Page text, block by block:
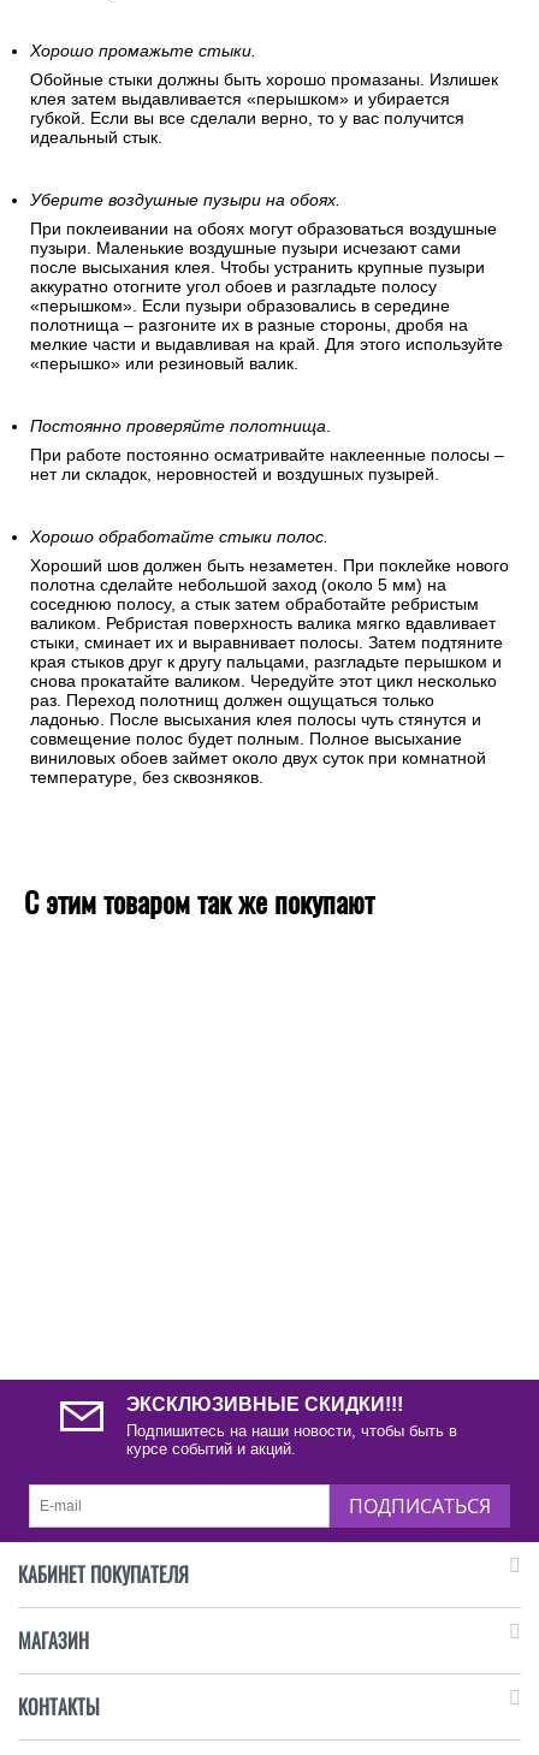
Хорошо промажьте стыки.
Обойные стыки должны быть хорошо промазаны. Излишек
клея затем выдавливается «перышком» и убирается
губкой. Если вы все сделали верно, то у вас получится
идеальный стык.
Уберите воздушные пузыри на обоях.
При поклеивании на обоях могут образоваться воздушные
пузыри. Маленькие воздушные пузыри исчезают сами
после высыхания клея. Чтобы устранить крупные пузыри
аккуратно отогните угол обоев и разгладьте полосу
«перышком». Если пузыри образовались в середине
полотнища – разгоните их в разные стороны, дробя на
мелкие части и выдавливая на край. Для этого используйте
«перышко» или резиновый валик.
Постоянно проверяйте полотнища.
При работе постоянно осматривайте наклеенные полосы –
нет ли складок, неровностей и воздушных пузырей.
Хорошо обработайте стыки полос.
Хороший шов должен быть незаметен. При поклейке нового
полотна сделайте небольшой заход (около 5 мм) на
соседнюю полосу, а стык затем обработайте ребристым
валиком. Ребристая поверхность валика мягко вдавливает
стыки, сминает их и выравнивает полосы. Затем подтяните
края стыков друг к другу пальцами, разгладьте перышком и
снова прокатайте валиком. Чередуйте этот цикл несколько
раз. Переход полотнищ должен ощущаться только
ладонью. После высыхания клея полосы чуть стянутся и
совмещение полос будет полным. Полное высыхание
виниловых обоев займет около двух суток при комнатной
температуре, без сквозняков.
С этим товаром так же покупают
ЭКСКЛЮЗИВНЫЕ СКИДКИ!!!
Подпишитесь на наши новости, чтобы быть в
курсе событий и акций.
ПОДПИСАТЬСЯ
КАБИНЕТ ПОКУПАТЕЛЯ
МАГАЗИН
КОНТАКТЫ